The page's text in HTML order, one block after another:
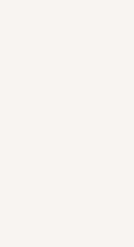
頭也不回找新
GL漫畫！
)♡→
逐著她……